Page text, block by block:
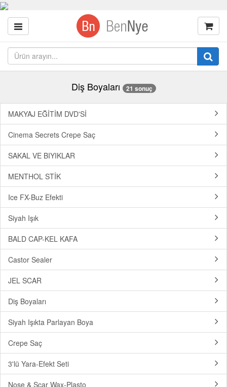
Diş Boyaları 21 sonuç
MAKYAJ EĞİTİM DVD'Sİ
Cinema Secrets Crepe Saç
SAKAL VE BIYIKLAR
MENTHOL STİK
Ice FX-Buz Efekti
Siyah Işık
BALD CAP-KEL KAFA
Castor Sealer
JEL SCAR
Diş Boyaları
Siyah Işıkta Parlayan Boya
Crepe Saç
3'lü Yara-Efekt Seti
Nose & Scar Wax-Plasto